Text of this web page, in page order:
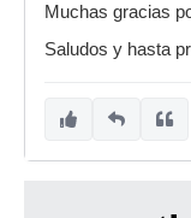
Muchas gracias
Saludos y hasta